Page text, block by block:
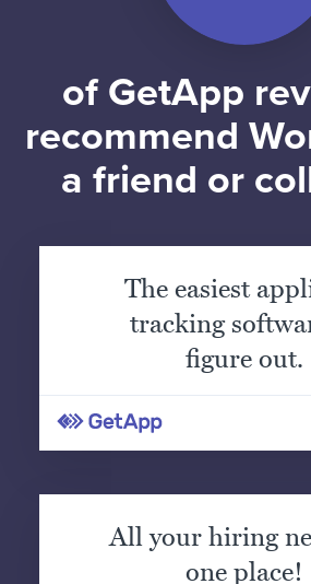
of GetApp
recommend
a friend or
The easiest
tracking
figure out.
All your hiring
one place!